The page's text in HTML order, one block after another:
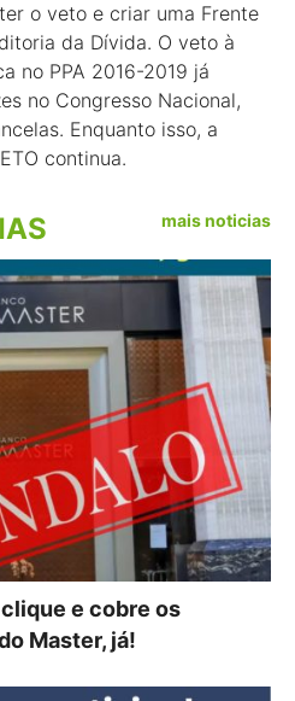
o veto e criar uma Frente
da Dívida. O veto à
no PPA 2016-2019 já
no Congresso Nacional,
Enquanto isso, a
continua.
mais noticias
e cobre os
Master, já!